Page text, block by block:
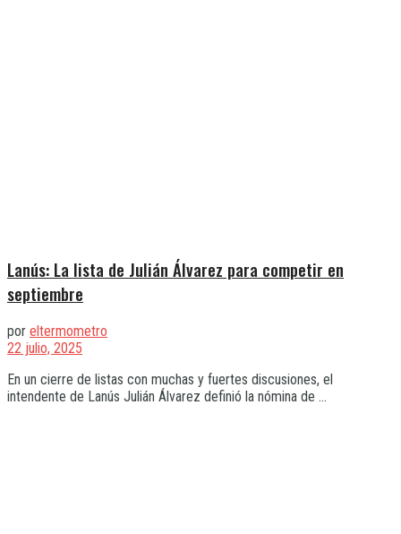
Lanús: La lista de Julián Álvarez para competir en
septiembre
por eltermometro
22 julio, 2025
En un cierre de listas con muchas y fuertes discusiones, el
intendente de Lanús Julián Álvarez definió la nómina de ...